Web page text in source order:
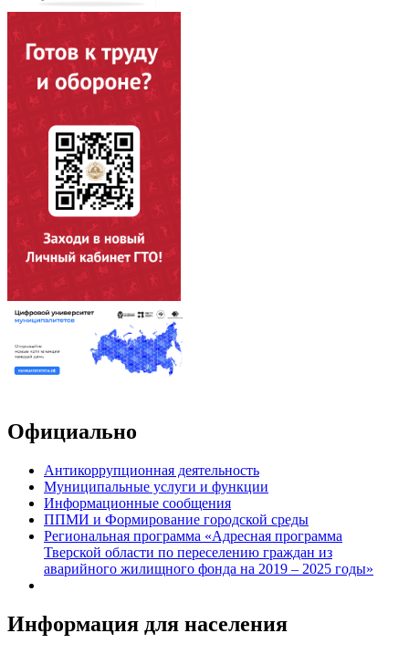
Официально
Антикоррупционная деятельность
Муниципальные услуги и функции
Информационные сообщения
ППМИ и Формирование городской среды
Региональная программа «Адресная программа
Тверской области по переселению граждан из
аварийного жилищного фонда на 2019 – 2025 годы»
Информация для населения